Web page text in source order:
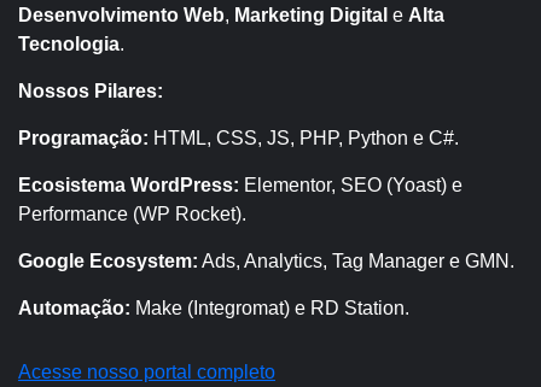
Desenvolvimento Web, Marketing Digital e Alta
Tecnologia.
Nossos Pilares:
Programação: HTML, CSS, JS, PHP, Python e C#.
Ecosistema WordPress: Elementor, SEO (Yoast) e
Performance (WP Rocket).
Google Ecosystem: Ads, Analytics, Tag Manager e GMN.
Automação: Make (Integromat) e RD Station.
Acesse nosso portal completo